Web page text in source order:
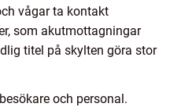
vågar ta kontakt
som akutmottagningar
titel på skylten göra stor
och personal.